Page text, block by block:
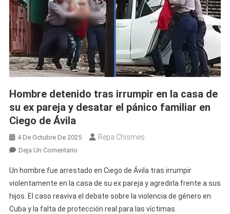
Hombre detenido tras irrumpir en la casa de
su ex pareja y desatar el pánico familiar en
Ciego de Ávila
4 De Octubre De 2025 Repa Chismes
Deja Un ComentarioEn
Detenido
Tras
Irrumpir
En
Un hombre fue arrestado en Ciego de Ávila tras irrumpir
violentamente en la casa de su ex pareja y agredirla frente a sus
hijos. El caso reaviva el debate sobre la violencia de género en
Cuba y la falta de protección real para las víctimas.